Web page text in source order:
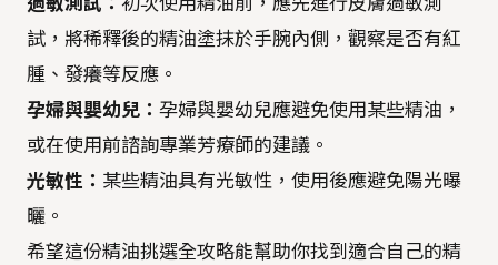
試，將稀釋後的精油塗抹於手腕內側，觀察是否有紅
腫、發癢等反應。
孕婦與嬰幼兒： 孕婦與嬰幼兒應避免使用某些精油，
或在使用前諮詢專業芳療師的建議。
光敏性： 某些精油具有光敏性，使用後應避免陽光曝
曬。
希望這份精油挑選全攻略能幫助你找到適合自己的精